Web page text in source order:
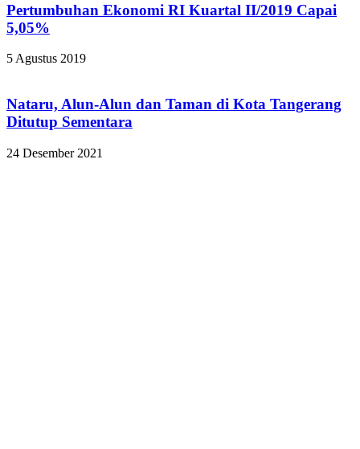
Pertumbuhan Ekonomi RI Kuartal II/2019 Capai
5,05%
5 Agustus 2019
Nataru, Alun-Alun dan Taman di Kota Tangerang
Ditutup Sementara
24 Desember 2021